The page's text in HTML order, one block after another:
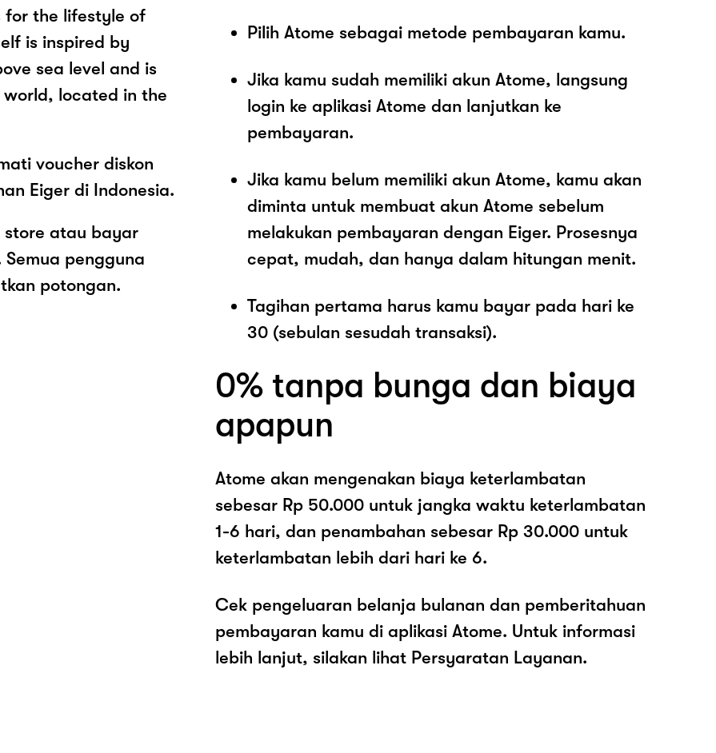
for the lifestyle of
is inspired by
sea level and is
located in the
voucher diskon
Eiger di Indonesia.
store atau bayar
pengguna
potongan.
Pilih Atome sebagai metode pembayaran kamu.
Jika kamu sudah memiliki akun Atome, langsung
login ke aplikasi Atome dan lanjutkan ke
pembayaran.
Jika kamu belum memiliki akun Atome, kamu akan
diminta untuk membuat akun Atome sebelum
melakukan pembayaran dengan Eiger. Prosesnya
cepat, mudah, dan hanya dalam hitungan menit.
Tagihan pertama harus kamu bayar pada hari ke
30 (sebulan sesudah transaksi).
0% tanpa bunga dan biaya
apapun
Atome akan mengenakan biaya keterlambatan
sebesar Rp 50.000 untuk jangka waktu keterlambatan
1-6 hari, dan penambahan sebesar Rp 30.000 untuk
keterlambatan lebih dari hari ke 6.
Cek pengeluaran belanja bulanan dan pemberitahuan
pembayaran kamu di aplikasi Atome. Untuk informasi
lebih lanjut, silakan lihat Persyaratan Layanan.